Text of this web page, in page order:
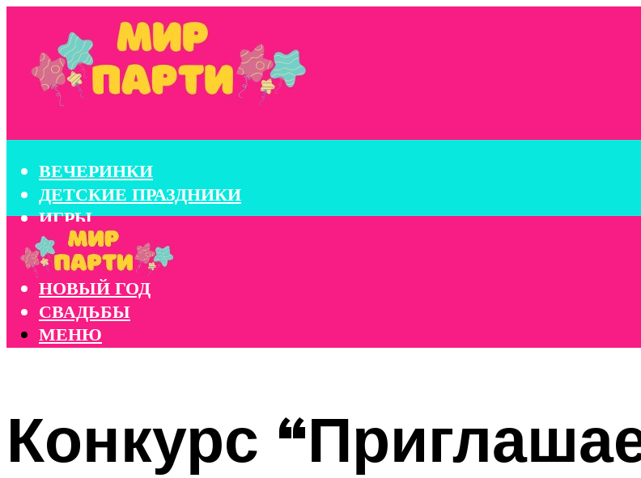
ВЕЧЕРИНКИ
ДЕТСКИЕ ПРАЗДНИКИ
ИГРЫ
КОНКУРСЫ
КОРПОРАТИВЫ
НОВЫЙ ГОД
СВАДЬБЫ
МЕНЮ
Конкурс